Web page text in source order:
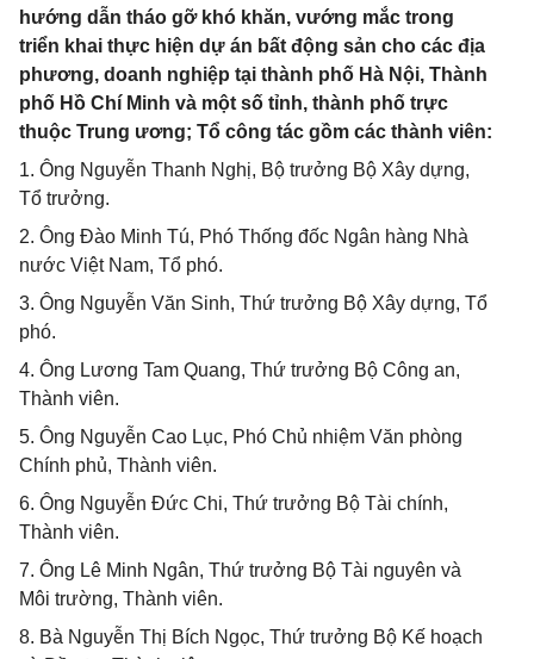
hướng dẫn tháo gỡ khó khăn, vướng mắc trong
triển khai thực hiện dự án bất động sản cho các địa
phương, doanh nghiệp tại thành phố Hà Nội, Thành
phố Hồ Chí Minh và một số tỉnh, thành phố trực
thuộc Trung ương; Tổ công tác gồm các thành viên:
1. Ông Nguyễn Thanh Nghị, Bộ trưởng Bộ Xây dựng,
Tổ trưởng.
2. Ông Đào Minh Tú, Phó Thống đốc Ngân hàng Nhà
nước Việt Nam, Tổ phó.
3. Ông Nguyễn Văn Sinh, Thứ trưởng Bộ Xây dựng, Tổ
phó.
4. Ông Lương Tam Quang, Thứ trưởng Bộ Công an,
Thành viên.
5. Ông Nguyễn Cao Lục, Phó Chủ nhiệm Văn phòng
Chính phủ, Thành viên.
6. Ông Nguyễn Đức Chi, Thứ trưởng Bộ Tài chính,
Thành viên.
7. Ông Lê Minh Ngân, Thứ trưởng Bộ Tài nguyên và
Môi trường, Thành viên.
8. Bà Nguyễn Thị Bích Ngọc, Thứ trưởng Bộ Kế hoạch